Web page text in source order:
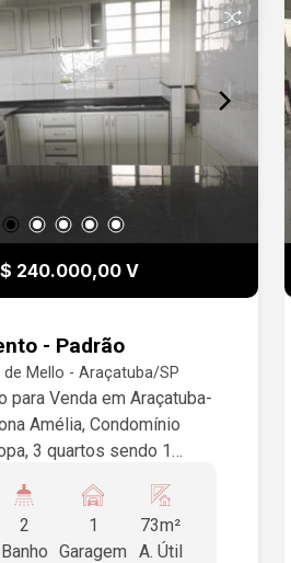
240.000,00 V
- Padrão
de Mello - Araçatuba/SP
para Venda em Araçatuba-
Amélia, Condomínio
3 quartos sendo 1
balcão e cadeiras, fogão,
piso cerâmica, 1 vaga
2
Banho
1
Garagem
73m²
A. Útil